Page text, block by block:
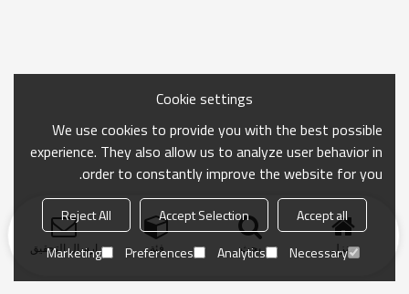
منزل بحث فئة ارسال التحقيق
Cookie settings
We use cookies to provide you with the best possible
experience. They also allow us to analyze user behavior in
order to constantly improve the website for you.
Accept all
Accept Selection
Reject All
Necessary
Analytics
Preferences
Marketing